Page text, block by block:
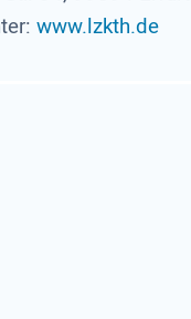
www.lzkth.de